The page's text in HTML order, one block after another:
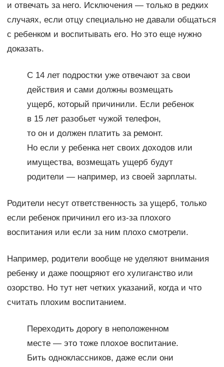
и отвечать за него. Исключения — только в редких
случаях, если отцу специально не давали общаться
с ребенком и воспитывать его. Но это еще нужно
доказать.
С 14 лет подростки уже отвечают за свои
действия и сами должны возмещать
ущерб, который причинили. Если ребенок
в 15 лет разобьет чужой телефон,
то он и должен платить за ремонт.
Но если у ребенка нет своих доходов или
имущества, возмещать ущерб будут
родители — например, из своей зарплаты.
Родители несут ответственность за ущерб, только
если ребенок причинил его из-за плохого
воспитания или если за ним плохо смотрели.
Например, родители вообще не уделяют внимания
ребенку и даже поощряют его хулиганство или
озорство. Но тут нет четких указаний, когда и что
считать плохим воспитанием.
Переходить дорогу в неположенном
месте — это тоже плохое воспитание.
Бить одноклассников, даже если они